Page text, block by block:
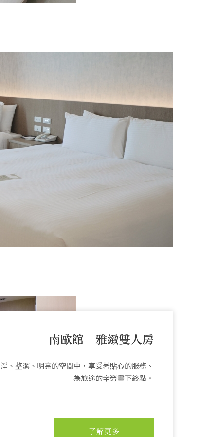
南歐館｜雅緻雙人房
、整潔、明亮的空間中，享受著貼心的服務、
為旅途的辛勞畫下終點。
了解更多